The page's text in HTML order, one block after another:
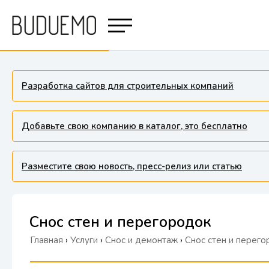
Разработка сайтов для строительных компаний
Добавьте свою компанию в каталог, это бесплатно
Разместите свою новость, пресс-релиз или статью
Снос стен и перегородок
Главная › Услуги › Снос и демонтаж › Снос стен и